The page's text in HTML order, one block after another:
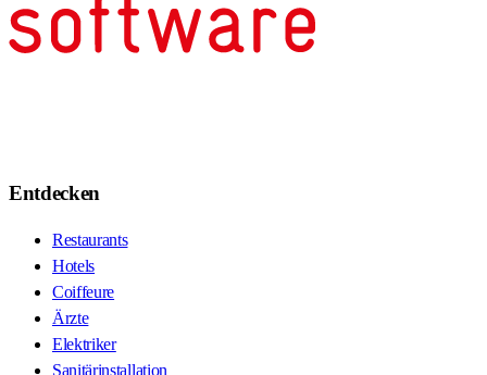
Entdecken
Restaurants
Hotels
Coiffeure
Ärzte
Elektriker
Sanitärinstallation